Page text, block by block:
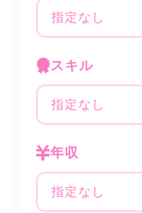
指定なし
スキル
指定なし
年収
指定なし